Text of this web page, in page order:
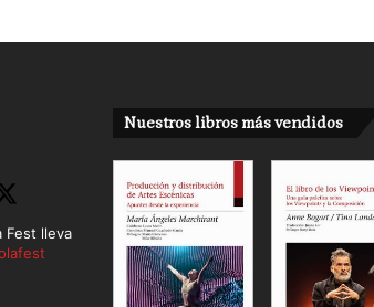
Fest lleva
Nuestros libros más vendidos